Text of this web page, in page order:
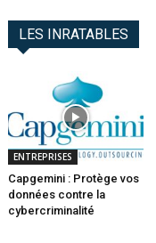
LES INRATABLES
ENTREPRISES
Capgemini : Protège vos
données contre la
cybercriminalité